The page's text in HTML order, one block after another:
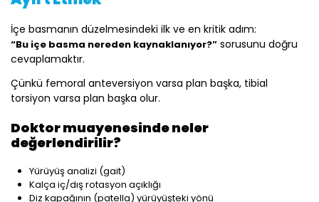
İçe basmanın düzelmesindeki ilk ve en kritik adım:
“Bu içe basma nereden kaynaklanıyor?” sorusunu doğru
cevaplamaktır.
Çünkü femoral anteversiyon varsa plan başka, tibial
torsiyon varsa plan başka olur.
Doktor muayenesinde neler
değerlendirilir?
Yürüyüş analizi (gait)
Kalça iç/dış rotasyon açıklığı
Diz kapağının (patella) yürüyüşteki yönü